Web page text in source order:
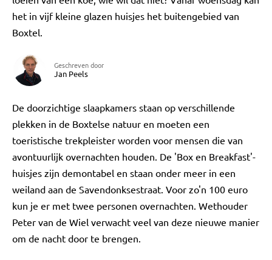
het in vijf kleine glazen huisjes het buitengebied van
Boxtel.
Geschreven door
Jan Peels
De doorzichtige slaapkamers staan op verschillende
plekken in de Boxtelse natuur en moeten een
toeristische trekpleister worden voor mensen die van
avontuurlijk overnachten houden. De 'Box en Breakfast'-
huisjes zijn demontabel en staan onder meer in een
weiland aan de Savendonksestraat. Voor zo'n 100 euro
kun je er met twee personen overnachten. Wethouder
Peter van de Wiel verwacht veel van deze nieuwe manier
om de nacht door te brengen.